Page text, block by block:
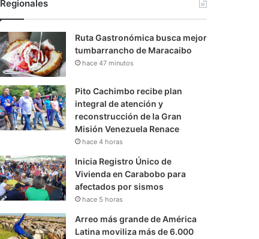
Regionales
Ruta Gastronómica busca mejor
tumbarrancho de Maracaibo
hace 47 minutos
Pito Cachimbo recibe plan
integral de atención y
reconstrucción de la Gran
Misión Venezuela Renace
hace 4 horas
Inicia Registro Único de
Vivienda en Carabobo para
afectados por sismos
hace 5 horas
Arreo más grande de América
Latina moviliza más de 6.000